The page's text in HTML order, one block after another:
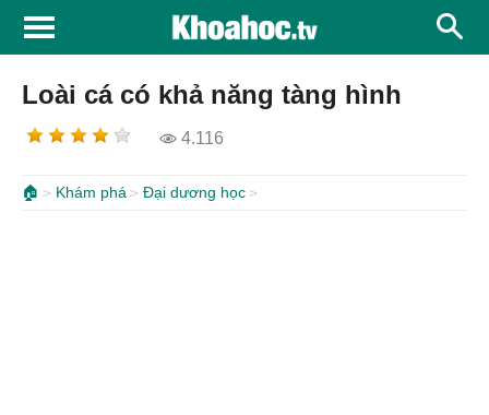
Loài cá có khả năng tàng hình
4.116
🏠 Khám phá Đại dương học